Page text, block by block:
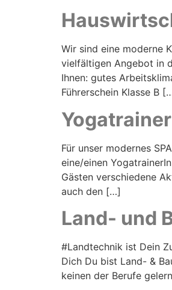
Wir sind eine moderne
vielfältigen Angebot in
Ihnen: gutes
Führerschein Klasse B
Für unser modernes
eine/einen
Gästen verschiedene
auch den […]
Land- und
#Landtechnik ist Dein
Dich Du bist Land- &
keinen der Berufe